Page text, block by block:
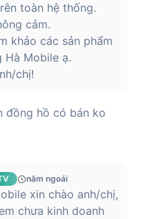
toàn hệ thống.
cảm.
khảo các sản phẩm
Hà Mobile ạ.
chị!
đồng hồ có bán ko
năm ngoái
xin chào anh/chị,
chưa kinh doanh